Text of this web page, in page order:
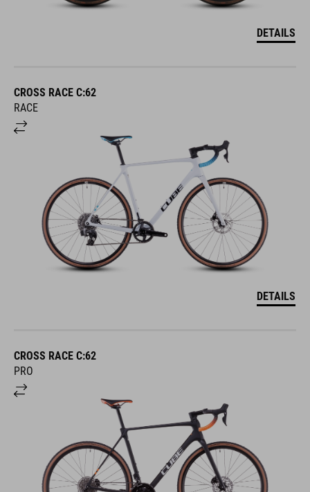
DETAILS
CROSS RACE C:62
RACE
DETAILS
CROSS RACE C:62
PRO